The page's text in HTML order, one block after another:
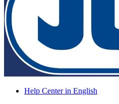
Help Center in English